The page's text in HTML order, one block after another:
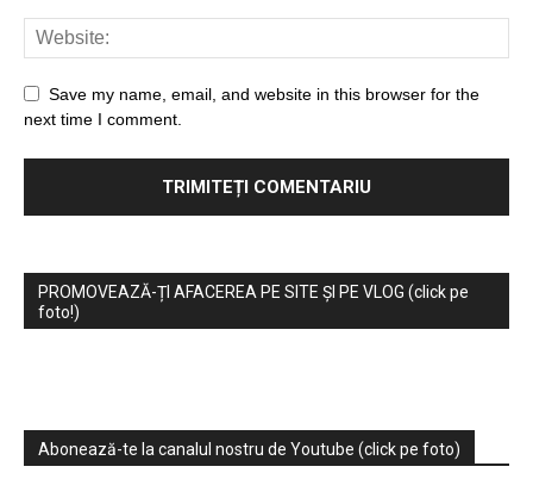
Save my name, email, and website in this browser for the
next time I comment.
PROMOVEAZĂ-ȚI AFACEREA PE SITE ȘI PE VLOG (click pe
foto!)
Abonează-te la canalul nostru de Youtube (click pe foto)